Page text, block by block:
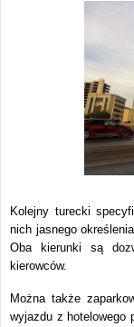
Kolejny turecki
nich jasnego
Oba kierunki są
kierowców.
Można także
wyjazdu z hotelowego